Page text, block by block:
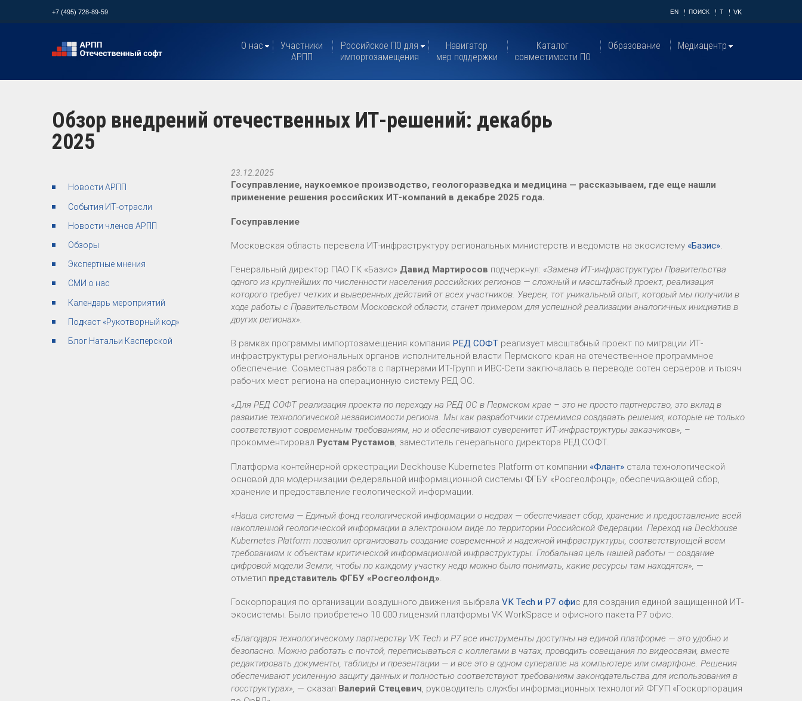
+7 (495) 728-89-59 EN ПОИСК T VK
О нас
Участники
АРПП
Российское ПО для
импортозамещения
Навигатор
мер поддержки
Каталог
совместимости ПО
Образование Медиацентр
Обзор внедрений отечественных ИТ-решений: декабрь
2025
Новости АРПП
События ИТ-отрасли
Новости членов АРПП
Обзоры
Экспертные мнения
СМИ о нас
Календарь мероприятий
Подкаст «Рукотворный код»
Блог Натальи Касперской
23.12.2025
Госуправление, наукоемкое производство, геологоразведка и медицина — рассказываем, где еще нашли
применение решения российских ИТ-компаний в декабре 2025 года.
Госуправление
Московская область перевела ИТ-инфраструктуру региональных министерств и ведомств на экосистему «Базис».
Генеральный директор ПАО ГК «Базис» Давид Мартиросов подчеркнул: «Замена ИТ-инфраструктуры Правительства
одного из крупнейших по численности населения российских регионов — сложный и масштабный проект, реализация
которого требует четких и выверенных действий от всех участников. Уверен, тот уникальный опыт, который мы получили в
ходе работы с Правительством Московской области, станет примером для успешной реализации аналогичных инициатив в
других регионах».
В рамках программы импортозамещения компания РЕД СОФТ реализует масштабный проект по миграции ИТ-
инфраструктуры региональных органов исполнительной власти Пермского края на отечественное программное
обеспечение. Совместная работа с партнерами ИТ-Групп и ИВС-Сети заключалась в переводе сотен серверов и тысяч
рабочих мест региона на операционную систему РЕД ОС.
«Для РЕД СОФТ реализация проекта по переходу на РЕД ОС в Пермском крае – это не просто партнерство, это вклад в
развитие технологической независимости региона. Мы как разработчики стремимся создавать решения, которые не только
соответствуют современным требованиям, но и обеспечивают суверенитет ИТ-инфраструктуры заказчиков», –
прокомментировал Рустам Рустамов, заместитель генерального директора РЕД СОФТ.
Платформа контейнерной оркестрации Deckhouse Kubernetes Platform от компании «Флант» стала технологической
основой для модернизации федеральной информационной системы ФГБУ «Росгеолфонд», обеспечивающей сбор,
хранение и предоставление геологической информации.
«Наша система — Единый фонд геологической информации о недрах — обеспечивает сбор, хранение и предоставление всей
накопленной геологической информации в электронном виде по территории Российской Федерации. Переход на Deckhouse
Kubernetes Platform позволил организовать создание современной и надежной инфраструктуры, соответствующей всем
требованиям к объектам критической информационной инфраструктуры. Глобальная цель нашей работы — создание
цифровой модели Земли, чтобы по каждому участку недр можно было понимать, какие ресурсы там находятся», —
отметил представитель ФГБУ «Росгеолфонд».
Госкорпорация по организации воздушного движения выбрала VK Tech и Р7 офис для создания единой защищенной ИТ-
экосистемы. Было приобретено 10 000 лицензий платформы VK WorkSpace и офисного пакета Р7 офис.
«Благодаря технологическому партнерству VK Tech и Р7 все инструменты доступны на единой платформе — это удобно и
безопасно. Можно работать с почтой, переписываться с коллегами в чатах, проводить совещания по видеосвязи, вместе
редактировать документы, таблицы и презентации — и все это в одном супераппе на компьютере или смартфоне. Решения
обеспечивают усиленную защиту данных и полностью соответствуют требованиям законодательства для использования в
госструктурах», — сказал Валерий Стецевич, руководитель службы информационных технологий ФГУП «Госкорпорация